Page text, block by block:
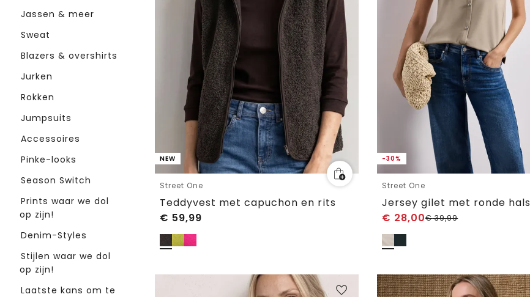
Jassen & meer
Sweat
Blazers & overshirts
Jurken
Rokken
Jumpsuits
Accessoires
Pinke-looks
Season Switch
Prints waar we dol
op zijn!
Denim-Styles
Stijlen waar we dol
op zijn!
Laatste kans om te
NEW
Street One
Teddyvest met capuchon en rits
€ 59,99
-30%
Street One
Jersey gilet met ronde hals
€ 28,00€39,99